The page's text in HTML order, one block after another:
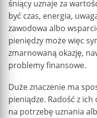
śniący uznaje za
być czas, energia,
zawodowa albo
pieniędzy może więc
zmarnowaną okazję,
problemy finansowe.
Duże znaczenie ma
pieniądze. Radość z
na potrzebę uznania